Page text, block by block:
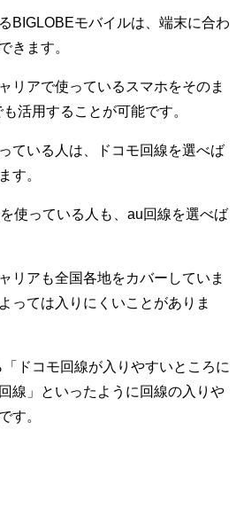
BIGLOBEモバイルは、端末に合わ
きます。
リアで使っているスマホをそのま
活用することが可能です。
ている人は、ドコモ回線を選べば
す。
使っている人も、au回線を選べば
リアも全国各地をカバーしていま
っては入りにくいことがありま
ドコモ回線が入りやすいところに
線」といったように回線の入りや
す。